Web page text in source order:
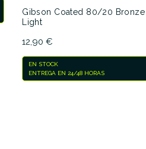
Gibson Coated 80/20 Bronze
Light
12,90 €
EN STOCK
ENTREGA EN 24/48 HORAS